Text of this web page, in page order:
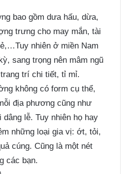
bao gồm dưa hấu, dừa,
trưng cho may mắn, tài
nhiên ở miền Nam
sang trọng nên mâm ngũ
trí chi tiết, tỉ mỉ.
không có form cụ thể,
địa phương cũng như
lễ. Tuy nhiên họ hay
những loại gia vị: ớt, tỏi,
cúng. Cũng là một nét
các bạn.